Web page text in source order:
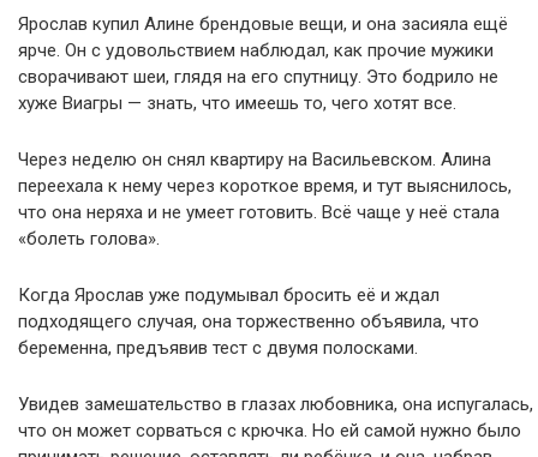
Ярослав купил Алине брендовые вещи, и она засияла ещё
ярче. Он с удовольствием наблюдал, как прочие мужики
сворачивают шеи, глядя на его спутницу. Это бодрило не
хуже Виагры — знать, что имеешь то, чего хотят все.
Через неделю он снял квартиру на Васильевском. Алина
переехала к нему через короткое время, и тут выяснилось,
что она неряха и не умеет готовить. Всё чаще у неё стала
«болеть голова».
Когда Ярослав уже подумывал бросить её и ждал
подходящего случая, она торжественно объявила, что
беременна, предъявив тест с двумя полосками.
Увидев замешательство в глазах любовника, она испугалась,
что он может сорваться с крючка. Но ей самой нужно было